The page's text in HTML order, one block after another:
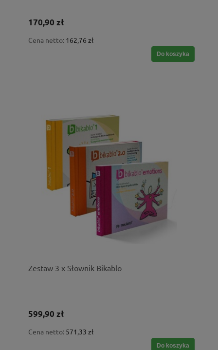
170,90 zł
Cena netto: 162,76 zł
Do koszyka
Zestaw 3 x Słownik Bikablo
599,90 zł
Cena netto: 571,33 zł
Do koszyka